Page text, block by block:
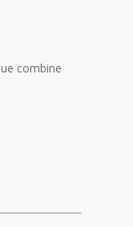
combine